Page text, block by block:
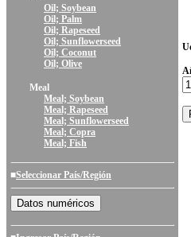
Oil; Soybean
Oil; Palm
Oil; Rapeseed
Oil; Sunflowerseed
Oil; Coconut
Oil; Olive
Meal
Meal; Soybean
Meal; Rapeseed
Meal; Sunflowerseed
Meal; Copra
Meal; Fish
■Seleccionar País/Región